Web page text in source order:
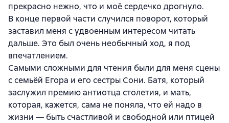
прекрасно нежно, что и моё сердечко дрогнуло.
В конце первой части случился поворот, который
заставил меня с удвоенным интересом читать
дальше. Это был очень необычный ход, я под
впечатлением.
Самыми сложными для чтения были для меня сцены
с семьёй Егора и его сестры Сони. Батя, который
заслужил премию антиотца столетия, и мать,
которая, кажется, сама не поняла, что ей надо в
жизни — быть счастливой и свободной или птицей